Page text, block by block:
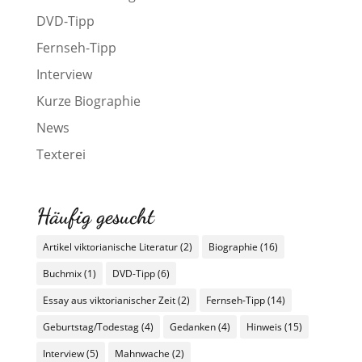
DVD-Tipp
Fernseh-Tipp
Interview
Kurze Biographie
News
Texterei
Häufig gesucht
Artikel viktorianische Literatur(2) Biographie (16)
Buchmix(1) DVD-Tipp(6)
Essay aus viktorianischer Zeit(2) Fernseh-Tipp(14)
Geburtstag/Todestag(4) Gedanken(4) Hinweis(15)
Interview(5) Mahnwache (2)